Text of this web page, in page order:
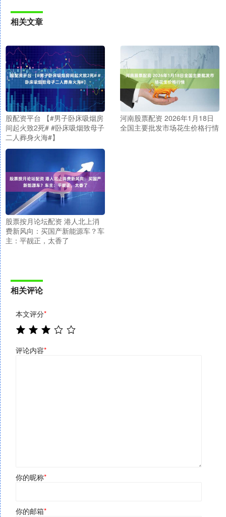
相关文章
股配资平台 【#男子卧床吸烟房
间起火致2死# #卧床吸烟致母子
二人葬身火海#】
河南股票配资 2026年1月18日
全国主要批发市场花生价格行情
股票按月论坛配资 港人北上消
费新风向：买国产新能源车？车
主：平靓正，太香了
相关评论
本文评分*
评论内容*
你的昵称*
你的邮箱*